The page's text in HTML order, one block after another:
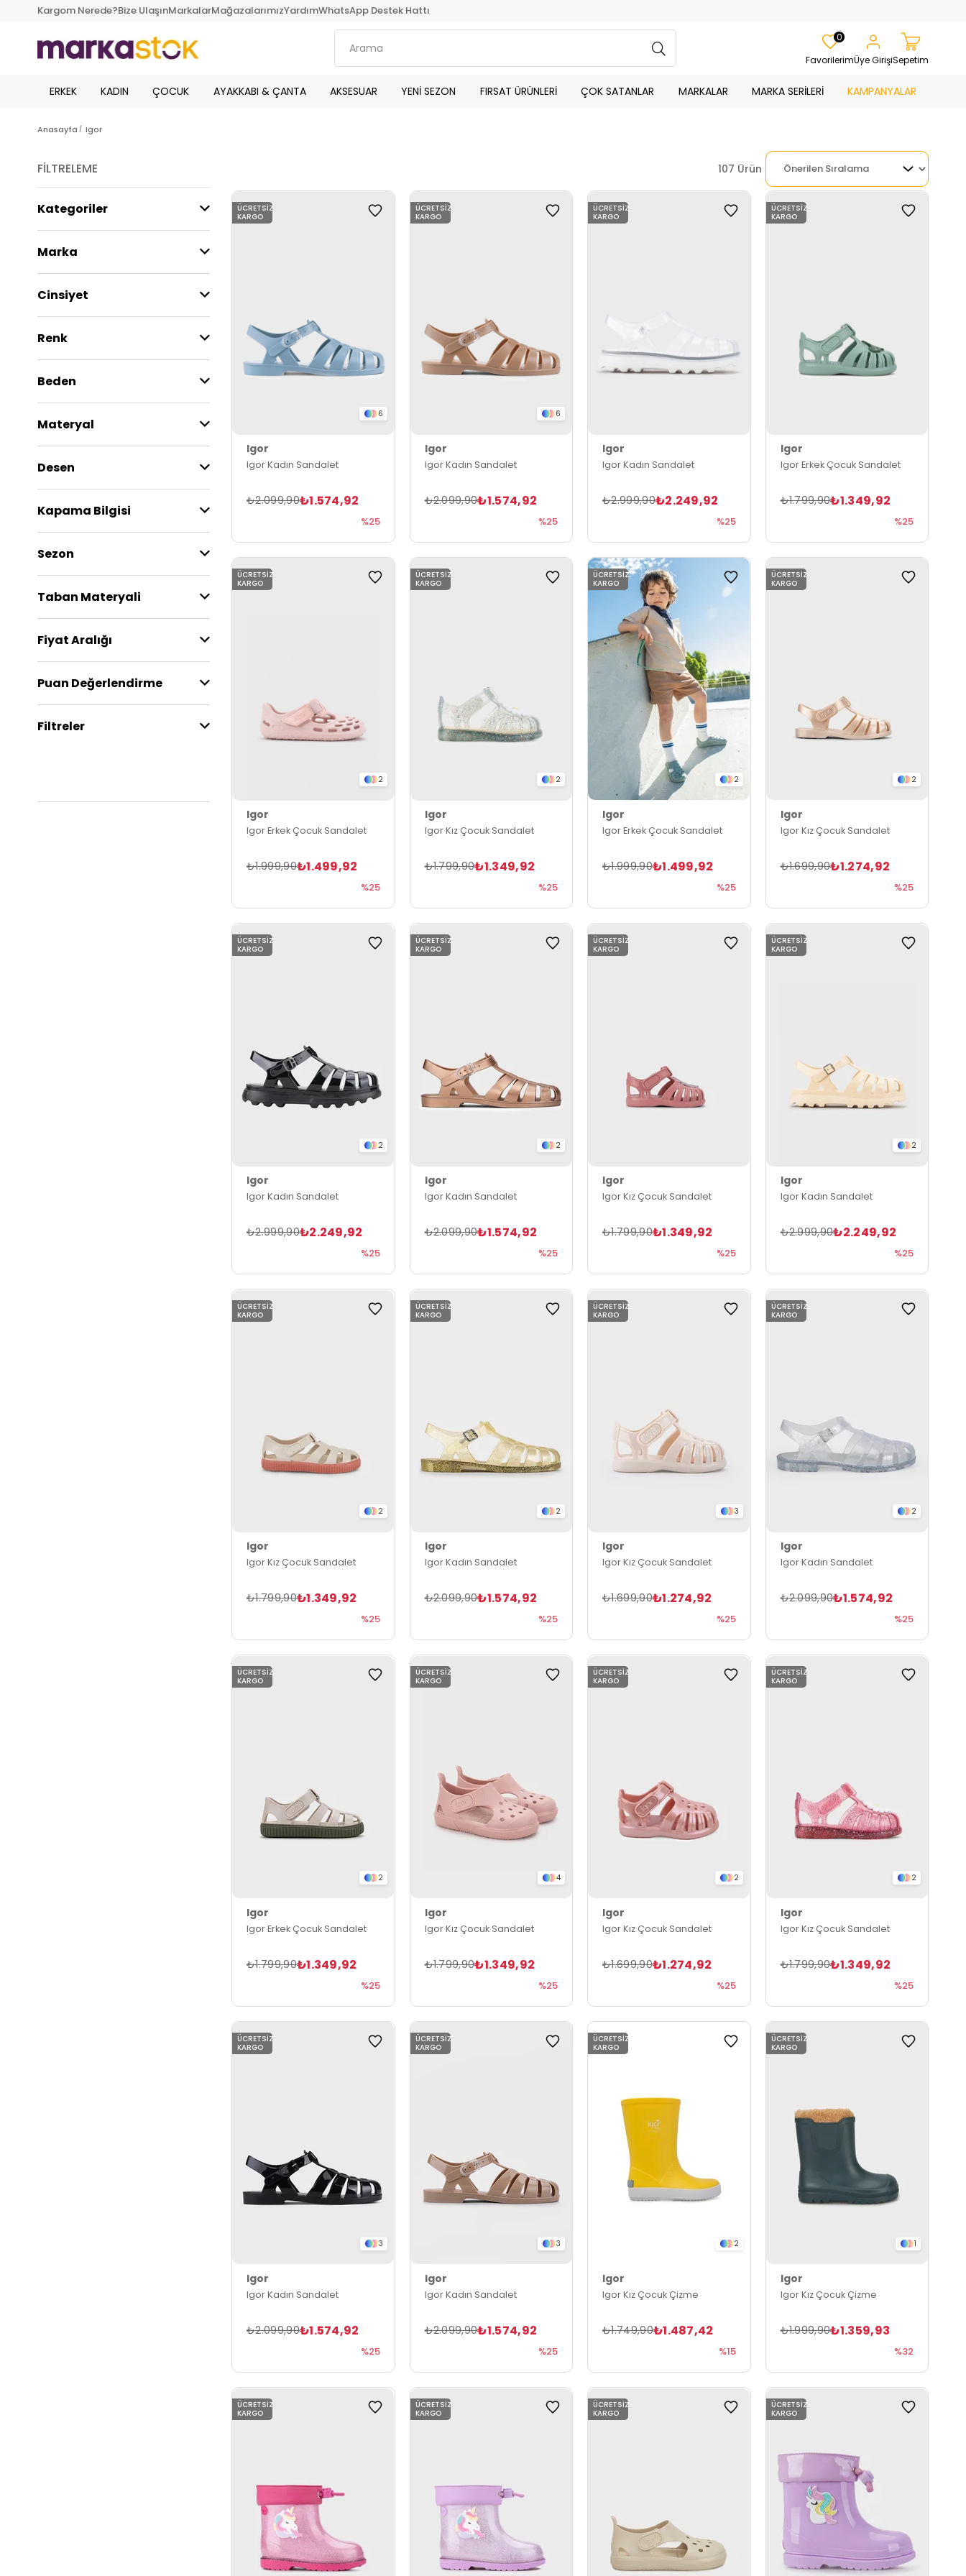
Kargom Nerede?Bize UlaşınMarkalarMağazalarımızYardımWhatsApp Destek Hattı
Favorilerim
0
Üye GirişiSepetim
ERKEK KADIN ÇOCUK AYAKKABI & ÇANTA AKSESUAR YENİ SEZON FIRSAT ÜRÜNLERİ ÇOK SATANLAR MARKALAR MARKA SERİLERİ KAMPANYALAR
Anasayfa Igor
FILTRELEME
Kategoriler
Marka
Cinsiyet
Renk
Beden
Materyal
Desen
Kapama Bilgisi
Sezon
Taban Materyali
Fiyat Aralığı
Puan Değerlendirme
Filtreler
107 Ürün
6
Igor
Igor Kadın Sandalet
₺1.574,92
₺2.099,90
%25
ÜCRETSIZ
KARGO
6
Igor
Igor Kadın Sandalet
₺1.574,92
₺2.099,90
%25
ÜCRETSIZ
KARGO
Igor
Igor Kadın Sandalet
₺2.249,92
₺2.999,90
%25
ÜCRETSIZ
KARGO
Igor
Igor Erkek Çocuk Sandalet
₺1.349,92
₺1.799,90
%25
ÜCRETSIZ
KARGO
2
Igor
Igor Erkek Çocuk Sandalet
₺1.499,92
₺1.999,90
%25
ÜCRETSIZ
KARGO
2
Igor
Igor Kız Çocuk Sandalet
₺1.349,92
₺1.799,90
%25
ÜCRETSIZ
KARGO
2
Igor
Igor Erkek Çocuk Sandalet
₺1.499,92
₺1.999,90
%25
ÜCRETSIZ
KARGO
2
Igor
Igor Kız Çocuk Sandalet
₺1.274,92
₺1.699,90
%25
ÜCRETSIZ
KARGO
2
Igor
Igor Kadın Sandalet
₺2.249,92
₺2.999,90
%25
ÜCRETSIZ
KARGO
2
Igor
Igor Kadın Sandalet
₺1.574,92
₺2.099,90
%25
ÜCRETSIZ
KARGO
Igor
Igor Kız Çocuk Sandalet
₺1.349,92
₺1.799,90
%25
ÜCRETSIZ
KARGO
2
Igor
Igor Kadın Sandalet
₺2.249,92
₺2.999,90
%25
ÜCRETSIZ
KARGO
2
Igor
Igor Kız Çocuk Sandalet
₺1.349,92
₺1.799,90
%25
ÜCRETSIZ
KARGO
2
Igor
Igor Kadın Sandalet
₺1.574,92
₺2.099,90
%25
ÜCRETSIZ
KARGO
3
Igor
Igor Kız Çocuk Sandalet
₺1.274,92
₺1.699,90
%25
ÜCRETSIZ
KARGO
2
Igor
Igor Kadın Sandalet
₺1.574,92
₺2.099,90
%25
ÜCRETSIZ
KARGO
2
Igor
Igor Erkek Çocuk Sandalet
₺1.349,92
₺1.799,90
%25
ÜCRETSIZ
KARGO
4
Igor
Igor Kız Çocuk Sandalet
₺1.349,92
₺1.799,90
%25
ÜCRETSIZ
KARGO
2
Igor
Igor Kız Çocuk Sandalet
₺1.274,92
₺1.699,90
%25
ÜCRETSIZ
KARGO
2
Igor
Igor Kız Çocuk Sandalet
₺1.349,92
₺1.799,90
%25
ÜCRETSIZ
KARGO
3
Igor
Igor Kadın Sandalet
₺1.574,92
₺2.099,90
%25
ÜCRETSIZ
KARGO
3
Igor
Igor Kadın Sandalet
₺1.574,92
₺2.099,90
%25
ÜCRETSIZ
KARGO
2
Igor
Igor Kız Çocuk Çizme
₺1.487,42
₺1.749,90
%15
ÜCRETSIZ
KARGO
1
Igor
Igor Kız Çocuk Çizme
₺1.359,93
₺1.999,90
%32
ÜCRETSIZ
KARGO
ÜCRETSIZ
KARGO
ÜCRETSIZ
KARGO
ÜCRETSIZ
KARGO
ÜCRETSIZ
KARGO